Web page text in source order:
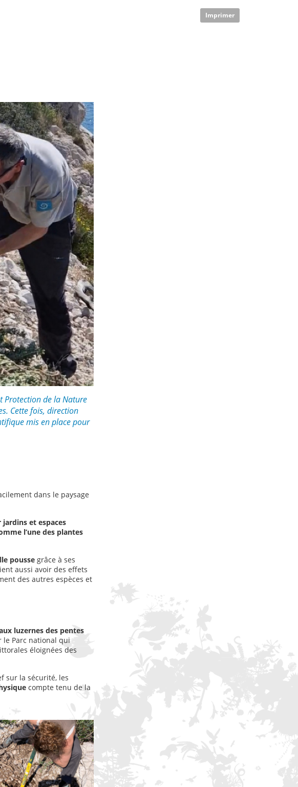
Imprimer
Protection de la Nature
Cette fois, direction
mis en place pour
dans le paysage
et espaces
l’une des plantes
pousse grâce à ses
aussi avoir des effets
des autres espèces et
luzernes des pentes
le Parc national qui
éloignées des
sur la sécurité, les
compte tenu de la